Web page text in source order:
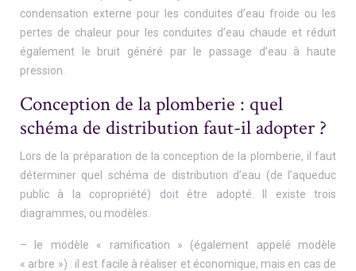
condensation externe pour les conduites d’eau froide ou les
pertes de chaleur pour les conduites d’eau chaude et réduit
également le bruit généré par le passage d’eau à haute
pression.
Conception de la plomberie : quel
schéma de distribution faut-il adopter ?
Lors de la préparation de la conception de la plomberie, il faut
déterminer quel schéma de distribution d’eau (de l’aqueduc
public à la copropriété) doit être adopté. Il existe trois
diagrammes, ou modèles.
– le modèle « ramification » (également appelé modèle
« arbre ») : il est facile à réaliser et économique, mais en cas de